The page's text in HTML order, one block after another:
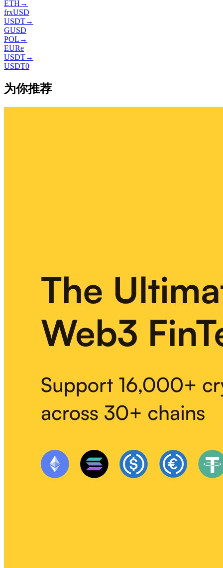
ETH →
frxUSD
USDT→
GUSD
POL →
EURe
USDT→
USDT0
为你推荐